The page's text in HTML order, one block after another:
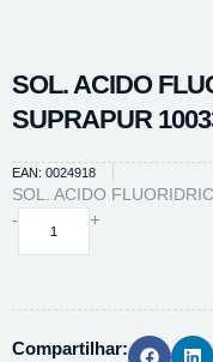
SOL. ACIDO
SUPRAPUR
EAN: 0024918
SOL. ACIDO
-
SOL.
100335
+
Compartilhar: